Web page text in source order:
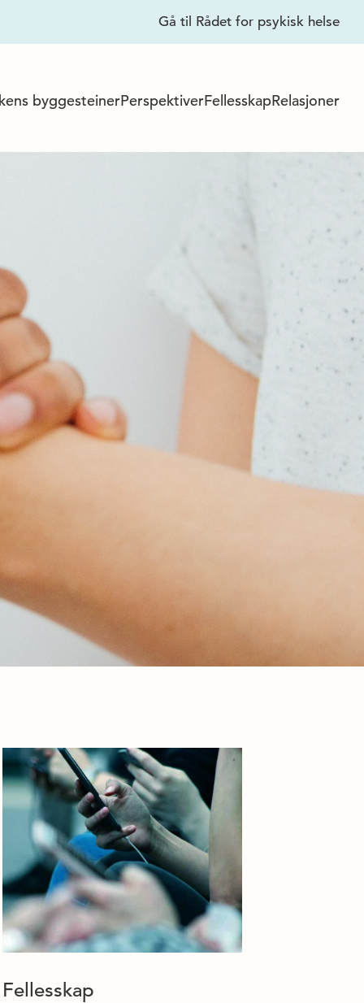
Gå til Rådet for psykisk helse
byggesteinerPerspektiverFellesskapRelasjoner
Lukk
Fellesskap